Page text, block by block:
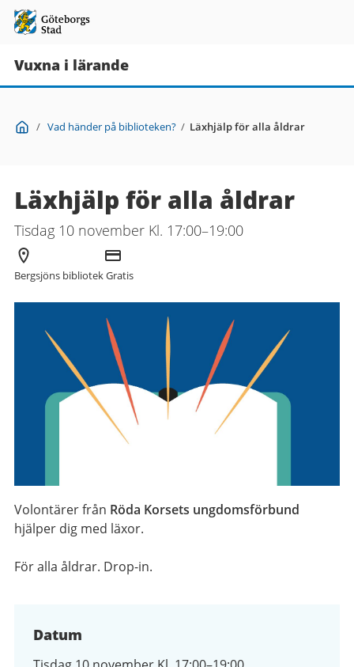
Vuxna i lärande
Du Start
/ Vad händer på biblioteken? / Läxhjälp för alla åldrar
Läxhjälp för alla åldrar
Tisdag 10 november Kl. 17:00–19:00
Arrangör
Bergsjöns bibliotek
Kostnad
Gratis
Volontärer från Röda Korsets ungdomsförbund
hjälper dig med läxor.
För alla åldrar. Drop-in.
Datum